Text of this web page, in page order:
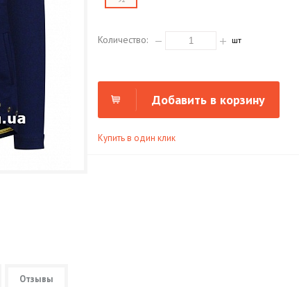
Количество: шт
Добавить в корзину
Купить в один клик
Отзывы